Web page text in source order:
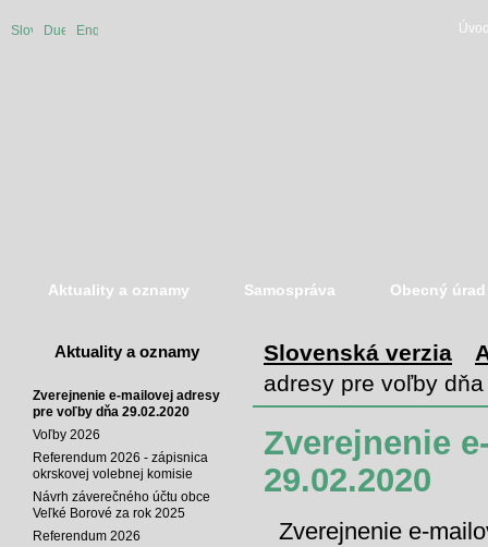
SlovenskáDuetsche
English
Aktuality a oznamy Samospráva Obecný úrad
Aktuality a oznamy
Zverejnenie e-mailovej adresy
pre voľby dňa 29.02.2020
Voľby 2026
Referendum 2026 - zápisnica
okrskovej volebnej komisie
Návrh záverečného účtu obce
Veľké Borové za rok 2025
Referendum 2026
Slovenská verzia
adresy pre voľby
Zverejnenie
29.02.2020
Zverejnenie e-